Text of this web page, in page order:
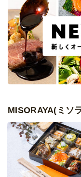
MISORAYA(ミソ